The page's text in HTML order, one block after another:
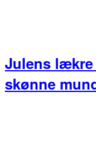
Julens
skønne